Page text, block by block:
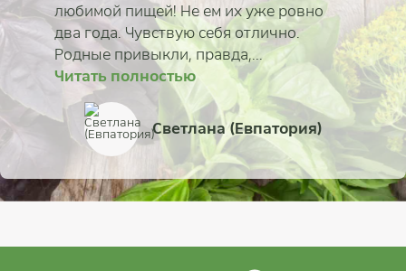
любимой пищей! Не ем их уже ровно
два года. Чувствую себя отлично.
Родные привыкли, правда,...
Читать полностью
Светлана (Евпатория)
Читать полностью
Татьяна Венгерская
Читать полностью
Ксения
Читать полностью
Ирина Кирилюк
Читать полностью
Татьяна Тычинская
Читать полностью
Мария Казанцева
Читать полностью
Дмитрий Коровин
Читать полностью
Михаил Дмитриев